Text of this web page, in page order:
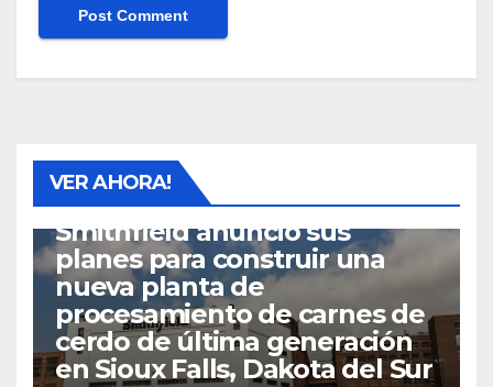
VER AHORA!
Smithfield anunció sus
planes para construir una
nueva planta de
procesamiento de carnes de
cerdo de última generación
en Sioux Falls, Dakota del Sur